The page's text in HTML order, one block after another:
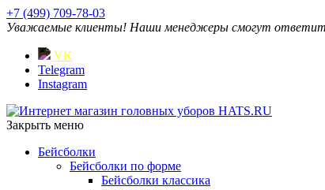
+7 (499) 709-78-03
Уважаемые клиенты! Наши менеджеры смогут
VK
Telegram
Instagram
Закрыть меню
Бейсболки
Бейсболки по форме
Бейсболки классика